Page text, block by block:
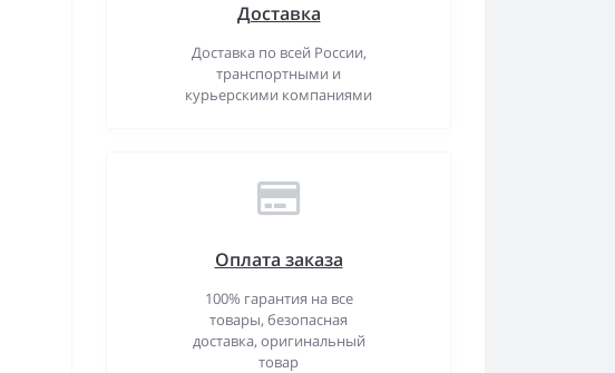
Доставка
Доставка по всей России,
транспортными и
курьерскими компаниями
Оплата заказа
100% гарантия на все
товары, безопасная
доставка, оригинальный
товар